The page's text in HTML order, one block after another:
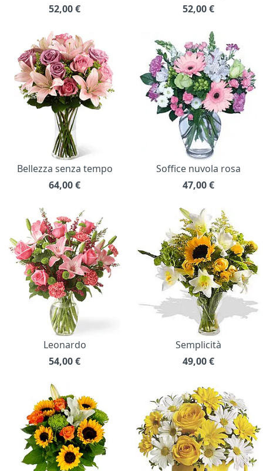
52,00€
52,00€
Bellezza senza tempo
64,00€
Soffice nuvola rosa
47,00€
Leonardo
54,00€
Semplicità
49,00€